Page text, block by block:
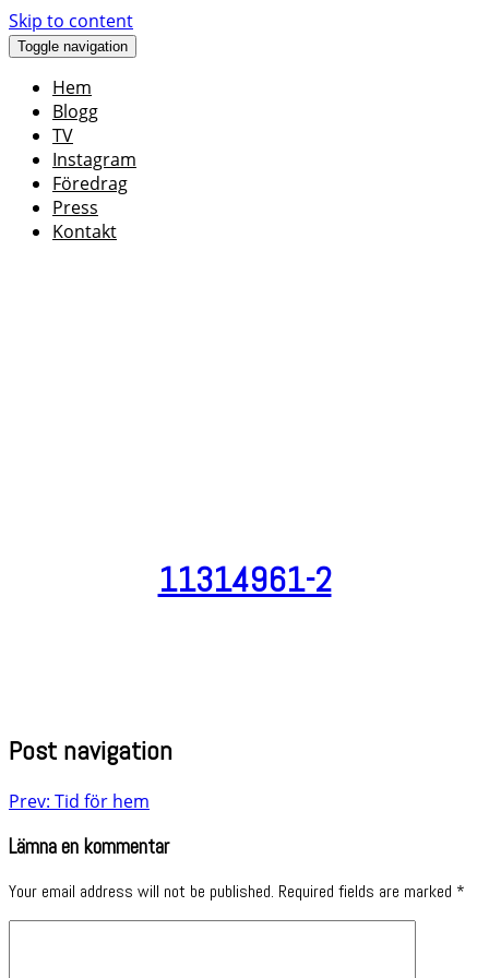
Skip to content
Toggle navigation
Hem
Blogg
TV
Instagram
Föredrag
Press
Kontakt
11314961-2
Post navigation
Prev: Tid för hem
Lämna en kommentar
Your email address will not be published. Required fields are marked *